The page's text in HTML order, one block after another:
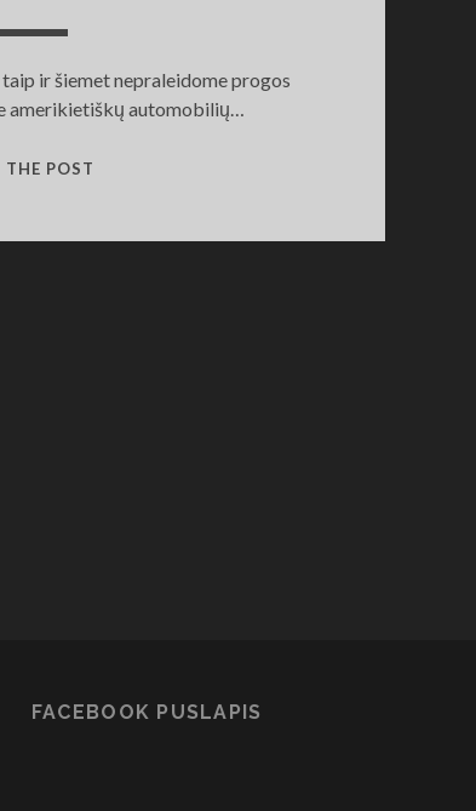
ir šiemet nepraleidome progos
amerikietiškų automobilių…
THE POST
FACEBOOK PUSLAPIS